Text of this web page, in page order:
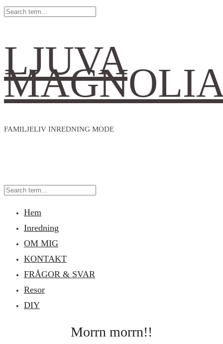
LJUVA
FAMILJELIV INREDNING MODE
Hem
Inredning
OM MIG
KONTAKT
FRÅGOR & SVAR
Resor
DIY
Morrn morrn!!